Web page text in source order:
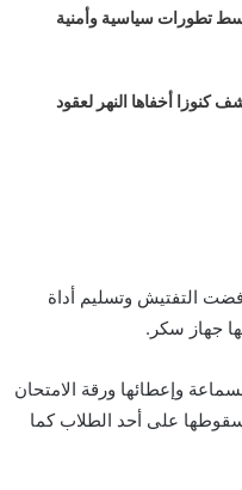
تطورات سياسية وأمنية
كنوزا أخفاها النهر لعقود
التفتيش وتسليم أداة
جهاز سكر.
وإعطائها ورقة الامتحان
على أحد الطلاب كما